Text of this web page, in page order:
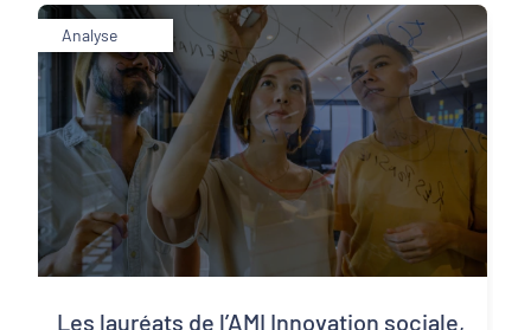
Analyse
Les lauréats de l’AMI Innovation sociale,